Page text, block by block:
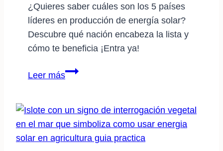
¿Quieres saber cuáles son los 5 países
líderes en producción de energía solar?
Descubre qué nación encabeza la lista y
cómo te beneficia ¡Entra ya!
Leer másLos
líderes
en
energía